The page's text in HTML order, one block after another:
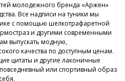
молодежного бренда «Аржен»
Все надписи на туники мы
с помощью шелкотрафаретной
и другими современными
выпускать модную,
качества по доступным ценам.
цитаты и другие лаконичные
или спортивный образ